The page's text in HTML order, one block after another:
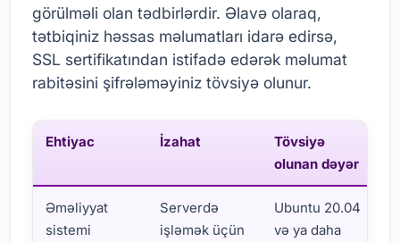
görülməli olan tədbirlərdir. Əlavə olaraq,
tətbiqiniz həssas məlumatları idarə edirsə,
SSL sertifikatından istifadə edərək məlumat
rabitəsini şifrələməyiniz tövsiyə olunur.
Ehtiyac İzahat
Tövsiyə
olunan dəyər
Əməliyyat
sistemi
Serverdə
işləmək üçün
Ubuntu 20.04
və ya daha